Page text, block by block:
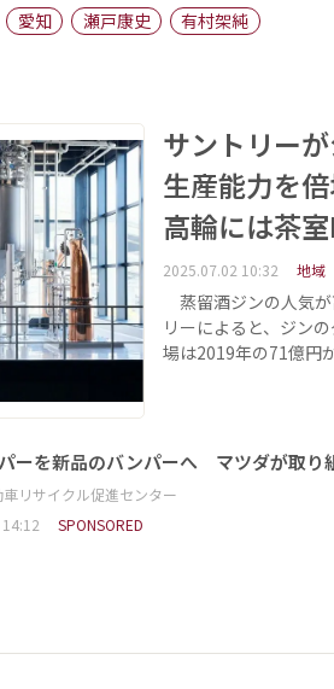
キーパーソン
愛知 瀬戸康史
有村架純
サントリー
生産能力を
高輪には茶
2025.07.02 10:32 地域
蒸留酒ジンの人気が
リーによると、ジン
場は2019年の71億円
ーを新品のバンパーへ マツダが取り
車リサイクル促進センター
SPONSORED